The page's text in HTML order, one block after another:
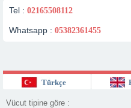
Tel : 02165508112
Whatsapp : 05382361455
Türkçe
Vücut tipine göre :